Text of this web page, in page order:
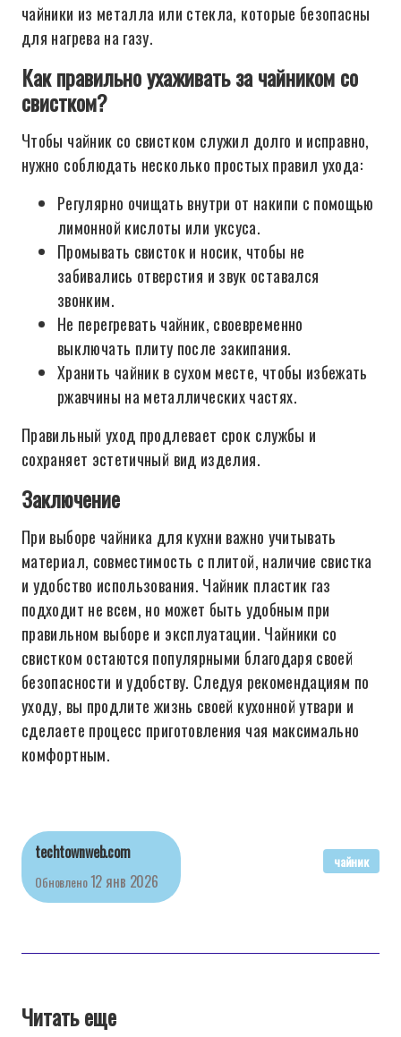
чайники из металла или стекла, которые безопасны
для нагрева на газу.
Как правильно ухаживать за чайником со
свистком?
Чтобы чайник со свистком служил долго и исправно,
нужно соблюдать несколько простых правил ухода:
Регулярно очищать внутри от накипи с помощью
лимонной кислоты или уксуса.
Промывать свисток и носик, чтобы не
забивались отверстия и звук оставался
звонким.
Не перегревать чайник, своевременно
выключать плиту после закипания.
Хранить чайник в сухом месте, чтобы избежать
ржавчины на металлических частях.
Правильный уход продлевает срок службы и
сохраняет эстетичный вид изделия.
Заключение
При выборе чайника для кухни важно учитывать
материал, совместимость с плитой, наличие свистка
и удобство использования. Чайник пластик газ
подходит не всем, но может быть удобным при
правильном выборе и эксплуатации. Чайники со
свистком остаются популярными благодаря своей
безопасности и удобству. Следуя рекомендациям по
уходу, вы продлите жизнь своей кухонной утвари и
сделаете процесс приготовления чая максимально
комфортным.
techtownweb.com
Обновлено12 янв 2026
чайник
Читать еще